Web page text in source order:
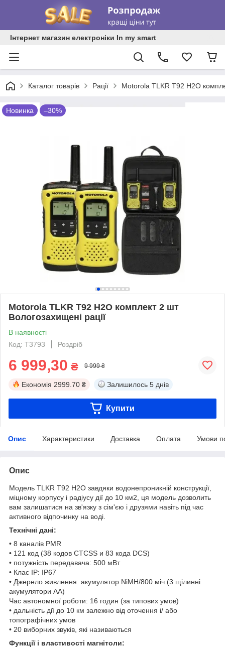
Інтернет магазин електроніки In my smart
Каталог товарів Рації Motorola TLKR T92 H2O
Новинка –30%
Motorola TLKR T92 H2O комплект 2 шт
Вологозахищені рації
В наявності
Код: T3793
Роздріб
6 999,30 ₴ 9 999 ₴
Економія 2999.70 ₴ Залишилось 5 днів
Купити
Опис Характеристики Доставка Оплата Умови
Опис
Модель TLKR T92 H2O завдяки водонепроникній конструкції,
міцному корпусу і радіусу дії до 10 км2, ця модель дозволить
вам залишатися на зв'язку з сім'єю і друзями навіть під час
активного відпочинку на воді.
Технічні дані:
• 8 каналів PMR
• 121 код (38 кодов CTCSS и 83 кода DCS)
• потужність передавача: 500 мВт
• Клас IP: IP67
• Джерело живлення: акумулятор NiMH/800 міч (3 щілинні
акумулятори AA)
Час автономної роботи: 16 годин (за типових умов)
• дальність дії до 10 км залежно від оточення і/ або
топографічних умов
• 20 виборних звуків, які називаються
Функції і властивості магнітоли: